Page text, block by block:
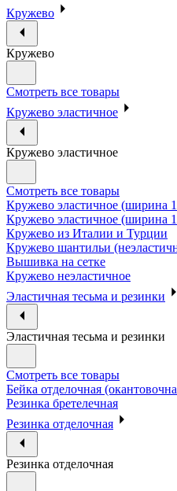
Кружево
Кружево
Смотреть все товары
Кружево эластичное
Кружево эластичное
Смотреть все товары
Кружево эластичное (ширина
Кружево эластичное (ширина
Кружево из Италии и Турции
Кружево шантильи
Вышивка на сетке
Кружево неэластичное
Эластичная тесьма и резинки
Эластичная тесьма и резинки
Смотреть все товары
Бейка отделочная
Резинка бретелечная
Резинка отделочная
Резинка отделочная